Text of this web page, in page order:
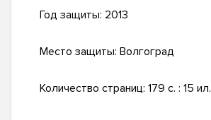
Год защиты: 2013
Место защиты: Волгоград
Количество страниц: 179 с. : 15 ил.